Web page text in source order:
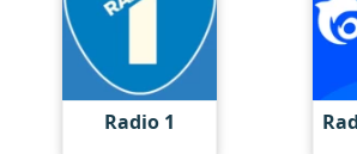
Radio 1